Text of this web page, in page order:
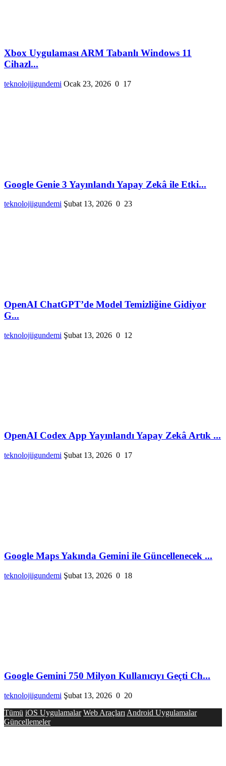
Xbox Uygulaması ARM Tabanlı Windows 11
Cihazl...
teknolojiigundemi Ocak 23, 2026 0 17
Google Genie 3 Yayınlandı Yapay Zekâ ile Etki...
teknolojiigundemi Şubat 13, 2026 0 23
OpenAI ChatGPT’de Model Temizliğine Gidiyor
G...
teknolojiigundemi Şubat 13, 2026 0 12
OpenAI Codex App Yayınlandı Yapay Zekâ Artık ...
teknolojiigundemi Şubat 13, 2026 0 17
Google Maps Yakında Gemini ile Güncellenecek ...
teknolojiigundemi Şubat 13, 2026 0 18
Google Gemini 750 Milyon Kullanıcıyı Geçti Ch...
teknolojiigundemi Şubat 13, 2026 0 20
Tümü iOS Uygulamalar Web Araçları Android Uygulamalar
Güncellemeler